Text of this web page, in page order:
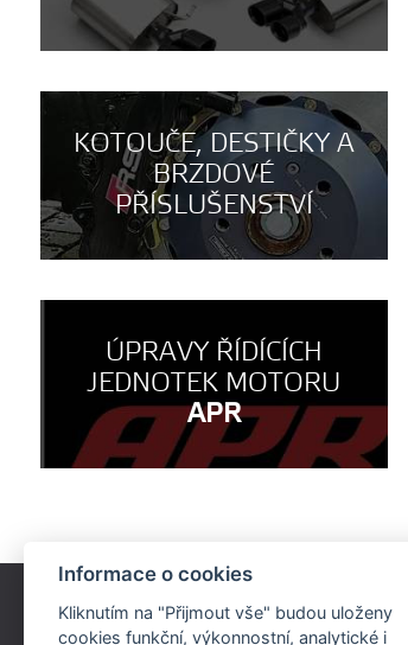
Informace o cookies
Kliknutím na "Přijmout vše" budou uloženy
cookies funkční, výkonnostní, analytické i
KOTOUČE, DESTIČKY A
BRZDOVÉ
PŘÍSLUŠENSTVÍ
ÚPRAVY ŘÍDÍCÍCH
JEDNOTEK MOTORU
APR
Českobrodská 179
Praha - Běchovice
19011